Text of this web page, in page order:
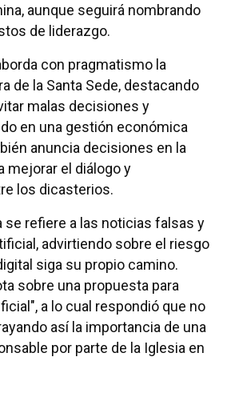
aunque seguirá nombrando
de liderazgo.
con pragmatismo la
de la Santa Sede, destacando
malas decisiones y
en una gestión económica
anuncia decisiones en la
mejorar el diálogo y
los dicasterios.
se refiere a las noticias falsas y
advirtiendo sobre el riesgo
siga su propio camino.
sobre una propuesta para
a lo cual respondió que no
así la importancia de una
por parte de la Iglesia en